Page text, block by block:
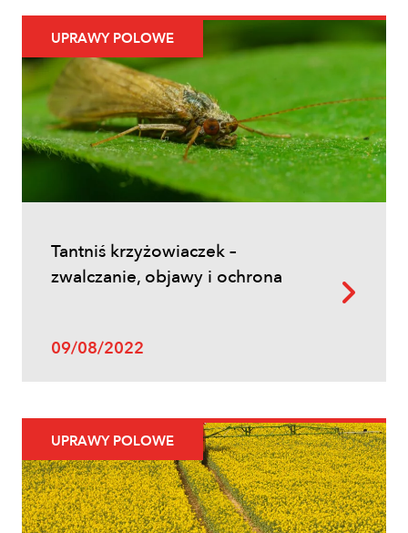
UPRAWY POLOWE
Tantniś krzyżowiaczek –
zwalczanie, objawy i ochrona
09/08/2022
UPRAWY POLOWE